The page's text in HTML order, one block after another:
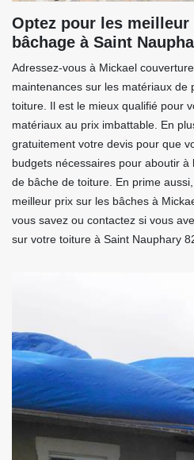
Optez pour les meilleur
bâchage à Saint
Adressez-vous à Mickael
maintenances sur les matériaux de
toiture. Il est le mieux qualifié pour
matériaux au prix imbattable. En
gratuitement votre devis pour que
budgets nécessaires pour aboutir à
de bâche de toiture. En prime
meilleur prix sur les bâches à
vous savez ou contactez si vous
sur votre toiture à Saint Nauphary